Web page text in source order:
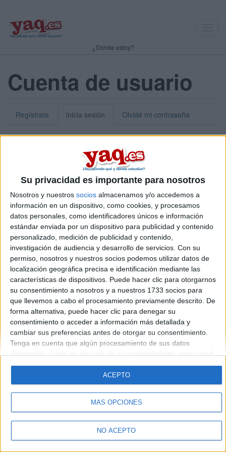
Su privacidad es importante para nosotros
Nosotros y nuestros socios almacenamos y/o accedemos a
información en un dispositivo, como cookies, y procesamos
datos personales, como identificadores únicos e información
estándar enviada por un dispositivo para publicidad y contenido
personalizado, medición de publicidad y contenido,
investigación de audiencia y desarrollo de servicios. Con su
permiso, nosotros y nuestros socios podemos utilizar datos de
localización geográfica precisa e identificación mediante las
características de dispositivos. Puede hacer clic para otorgarnos
su consentimiento a nosotros y a nuestros 1733 socios para
que llevemos a cabo el procesamiento previamente descrito. De
forma alternativa, puede hacer clic para denegar su
consentimiento o acceder a información más detallada y
cambiar sus preferencias antes de otorgar su consentimiento.
Tenga en cuenta que algún procesamiento de sus datos
personales puede no requerir de su consentimiento, pero usted
tiene el derecho de rechazar tal procesamiento. Sus
preferencias se aplicarán solo a este sitio web. Puede cambiar
sus preferencias o retirar su consentimiento en cualquier
momento volviendo a este sitio y haciendo clic en el botón
"Privacidad" en la parte inferior de la página web.
MÁS OPCIONES
NO ACEPTO
ACEPTO
¿Dónde estoy?
Cuenta de usuario
Regístrate inicia sesión Olvidé mi contraseña
Puedes iniciar sesión introduciendo tu nombre de usuario o tu
dirección de correo electrónico.
Contraseña:*
Introduce la contraseña que acompaña a tu nombre de usuario
Quiénes somos|Contactar |Anúnciate
Aviso legal|Politica de privacidad|Condiciones generales
de cookies
© 2003-2026Compás Mediterráneo S.L.- Diego de León 47 - 28006
Madrid [ESPAÑA] - Tel. +34 91 593 2767